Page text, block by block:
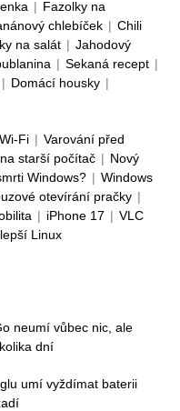
| Fazolky na
chlebíček | Chili
na salát | Jahodový
| Sekaná recept |
| Domácí housky |
Fi | Varování před
starší počítač | Nový
Windows? | Windows
otevírání pračky |
| iPhone 17 | VLC
Linux
neumí vůbec nic, ale
dní
umí vyždímat baterii